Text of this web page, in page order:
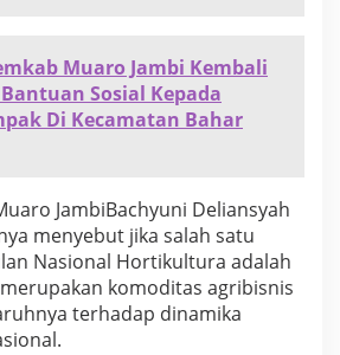
Muaro Jambi Kembali
Sosial Kepada
Di Kecamatan Bahar
JambiBachyuni Deliansyah
menyebut jika salah satu
Nasional Hortikultura adalah
komoditas agribisnis
terhadap dinamika